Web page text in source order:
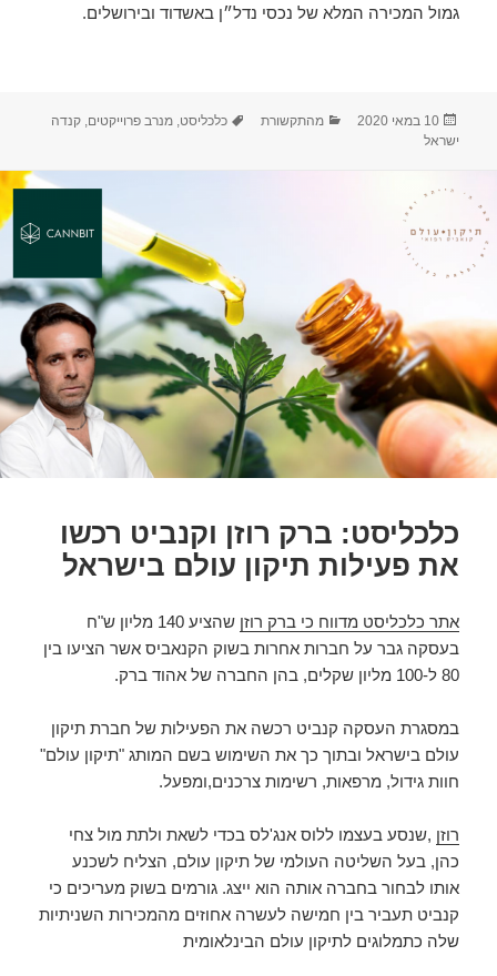
גמול המכירה המלא של נכסי נדל״ן באשדוד ובירושלים.
פורסם
בתאריך
10 במאי 2020 קטגוריות
מהתקשורת תגיות
כלכליסט ,מנרב פרוייקטים ,קנדה
ישראל
כלכליסט: ברק רוזן וקנביט רכשו
את פעילות תיקון עולם בישראל
אתר כלכליסט מדווח כי ברק רוזן
שהציע 140 מליון ש"ח
בעסקה גבר על חברות אחרות בשוק הקנאביס אשר הציעו בין
80 ל-100 מליון שקלים, בהן החברה של אהוד ברק.
במסגרת העסקה קנביט רכשה את הפעילות של חברת תיקון
עולם בישראל ובתוך כך את השימוש בשם המותג "תיקון עולם"
חוות גידול, מרפאות, רשימות צרכנים,ומפעל.
רוזן ,שנסע בעצמו ללוס אנג'לס בכדי לשאת ולתת מול צחי
כהן, בעל השליטה העולמי של תיקון עולם, הצליח לשכנע
אותו לבחור בחברה אותה הוא ייצג. גורמים בשוק מעריכים כי
קנביט תעביר בין חמישה לעשרה אחוזים מהמכירות השניתיות
שלה כתמלוגים לתיקון עולם הבינלאומית